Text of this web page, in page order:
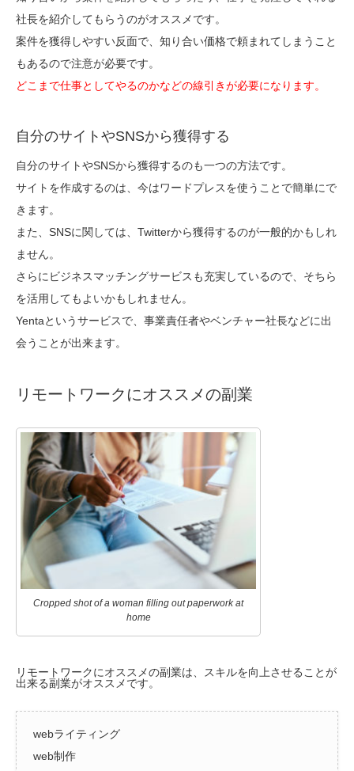
社長を紹介してもらうのがオススメです。
案件を獲得しやすい反面で、知り合い価格で頼まれてしまうこと
もあるので注意が必要です。
どこまで仕事としてやるのかなどの線引きが必要になります。
自分のサイトやSNSから獲得する
自分のサイトやSNSから獲得するのも一つの方法です。
サイトを作成するのは、今はワードプレスを使うことで簡単にで
きます。
また、SNSに関しては、Twitterから獲得するのが一般的かもしれ
ません。
さらにビジネスマッチングサービスも充実しているので、そちら
を活用してもよいかもしれません。
Yentaというサービスで、事業責任者やベンチャー社長などに出
会うことが出来ます。
リモートワークにオススメの副業
Cropped shot of a woman filling out paperwork at
home
リモートワークにオススメの副業は、スキルを向上させることが
出来る副業がオススメです。
webライティング
web制作